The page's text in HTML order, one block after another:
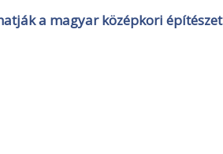
a magyar középkori építészet